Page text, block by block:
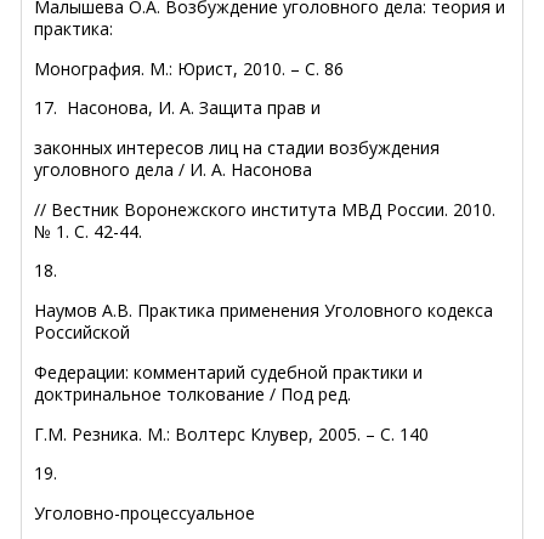
Малышева О.А. Возбуждение уголовного дела: теория и
практика:
Монография. М.: Юрист, 2010. – С. 86
17. Насонова, И. А. Защита прав и
законных интересов лиц на стадии возбуждения
уголовного дела / И. А. На­сонова
// Вестник Воронежского института МВД России. 2010.
№ 1. С. 42-44.
18.
Наумов А.В. Практика применения Уголовного кодекса
Российской
Федерации: комментарий судебной практики и
доктринальное толкование / Под ред.
Г.М. Резника. М.: Волтерс Клувер, 2005. – С. 140
19.
Уголовно-процессуальное